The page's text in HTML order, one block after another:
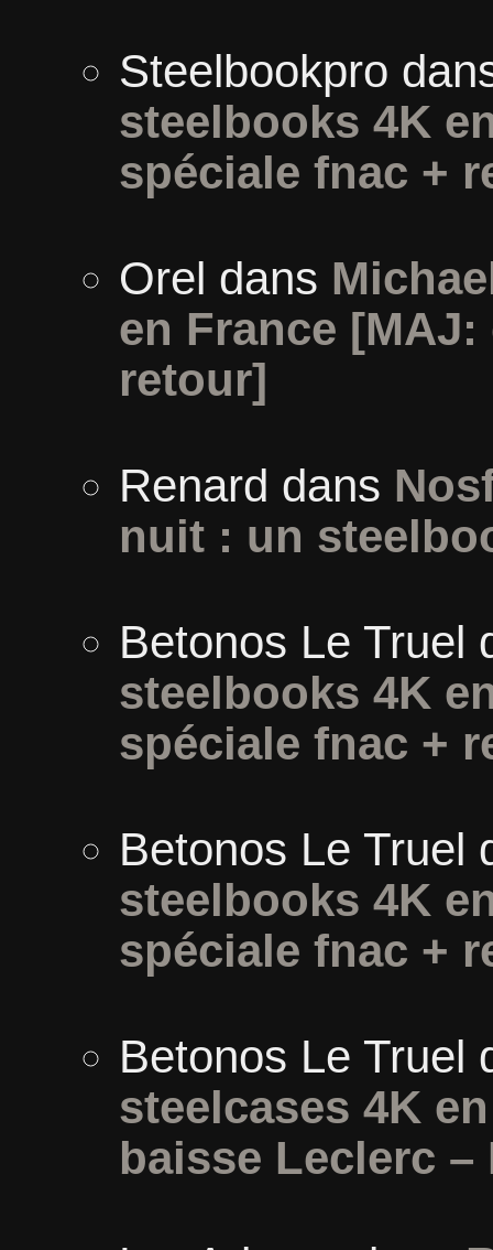
Steelbookpro
steelbooks 4K
spéciale fnac +
Orel dans
en France
retour]
Renard dans
nuit : un
Betonos Le Truel
steelbooks 4K
spéciale fnac +
Betonos Le Truel
steelbooks 4K
spéciale fnac +
Betonos Le Truel
steelcases 4K
baisse Leclerc